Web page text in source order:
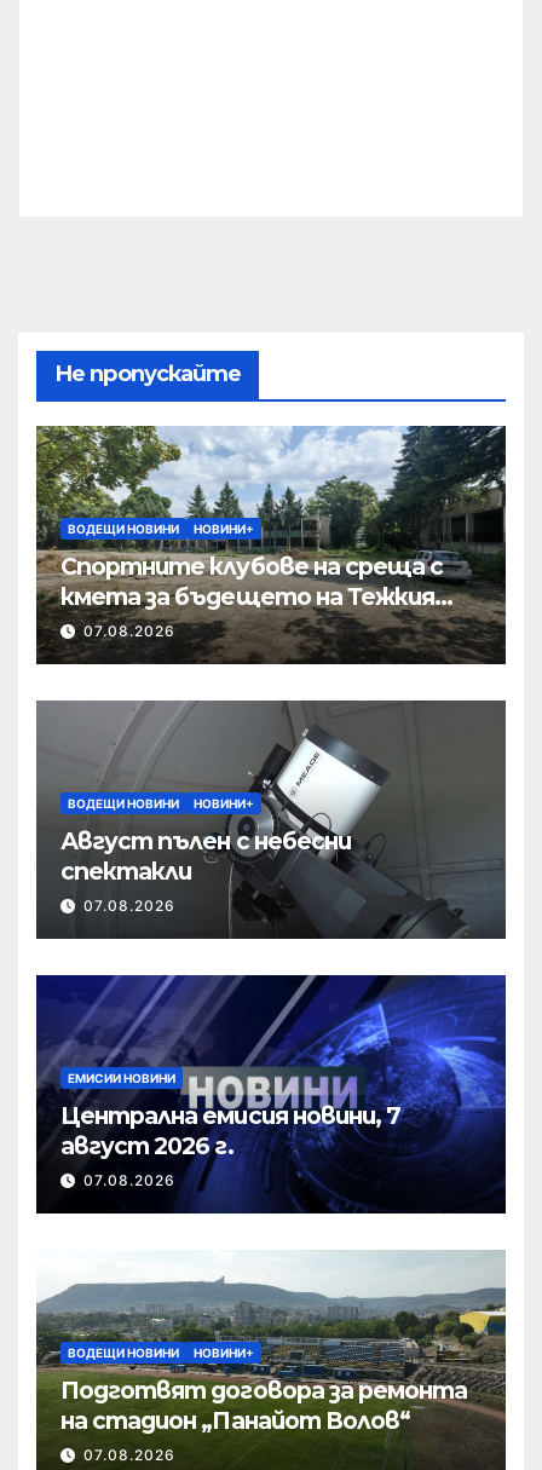
Не пропускайте
ВОДЕЩИ НОВИНИ НОВИНИ+
Спортните клубове на среща с
кмета за бъдещето на Тежкия
полк
07.08.2026
ВОДЕЩИ НОВИНИ НОВИНИ+
Август пълен с небесни
спектакли
07.08.2026
ЕМИСИИ НОВИНИ
Централна емисия новини, 7
август 2026 г.
07.08.2026
ВОДЕЩИ НОВИНИ НОВИНИ+
Подготвят договора за ремонта
на стадион „Панайот Волов“
07.08.2026